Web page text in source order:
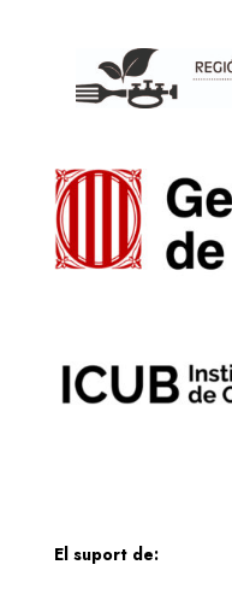
El suport de: